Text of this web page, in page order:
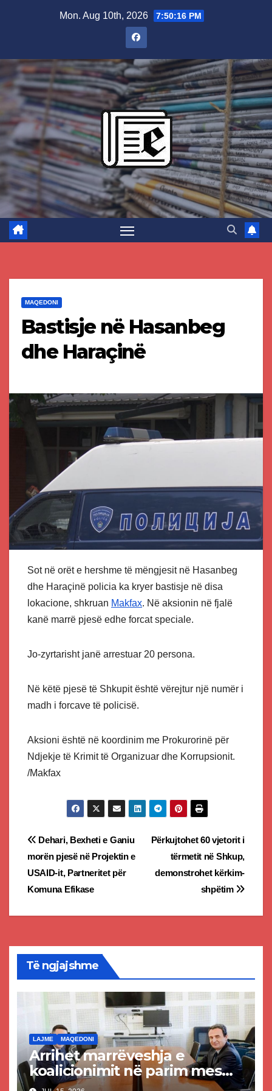
Mon. Aug 10th, 2026 7:50:17 PM
MAQEDONI
Bastisje në Hasanbeg
dhe Haraçinë
Sot në orët e hershme të mëngjesit në Hasanbeg
dhe Haraçinë policia ka kryer bastisje në disa
lokacione, shkruan Makfax. Në aksionin në fjalë
kanë marrë pjesë edhe forcat speciale.
Jo-zyrtarisht janë arrestuar 20 persona.
Në këtë pjesë të Shkupit është vërejtur një numër i
madh i forcave të policisë.
Aksioni është në koordinim me Prokurorinë për
Ndjekje të Krimit të Organizuar dhe Korrupsionit.
/Makfax
Post
navigation
Përkujtohet 60 vjetorit i
tërmetit në Shkup,
demonstrohet kërkim-
shpëtim
Dehari, Bexheti e Ganiu
morën pjesë në Projektin e
USAID-it, Partneritet për
Komuna Efikase
Të ngjajshme
LAJME MAQEDONI
Arrihet marrëveshja e
koalicionimit në parim mes
Kurtit dhe Abdixhikut